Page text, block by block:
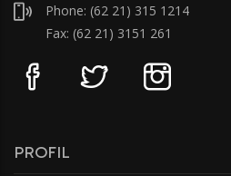
Phone: (62 21) 315 1214
Fax: (62 21) 3151 261
PROFIL